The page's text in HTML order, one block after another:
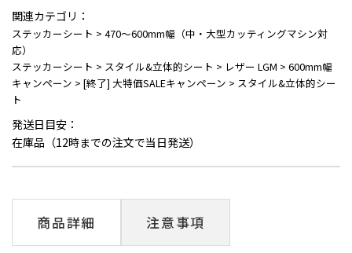
関連カテゴリ：
ステッカーシート > 470～600mm幅（中・大型カッティングマシン対
応）
ステッカーシート > スタイル&立体的シート > レザー LGM > 600mm幅
キャンペーン > [終了] 大特価SALEキャンペーン > スタイル&立体的シー
ト
発送日目安：
在庫品（12時までの注文で当日発送）
商品詳細 注意事項